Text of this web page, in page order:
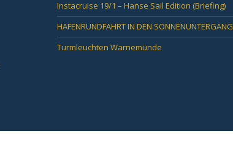
Instacruise 19/1 – Hanse Sail Edition (Briefing)
HAFENRUNDFAHRT IN DEN SONNENUNTERGANG
Turmleuchten Warnemünde